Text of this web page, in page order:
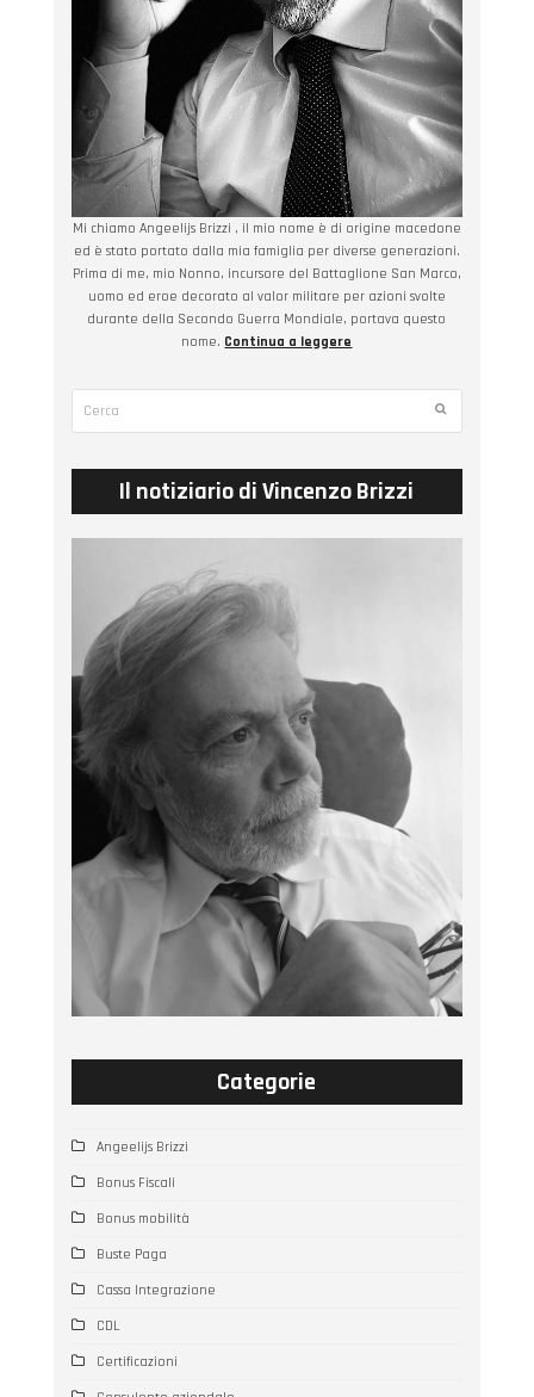
Mi chiamo Angeelijs Brizzi , il mio nome è di origine macedone
ed è stato portato dalla mia famiglia per diverse generazioni.
Prima di me, mio Nonno, incursore del Battaglione San Marco,
uomo ed eroe decorato al valor militare per azioni svolte
durante della Secondo Guerra Mondiale, portava questo
nome. Continua a leggere
Submit
Il notiziario di Vincenzo Brizzi
Categorie
Angeelijs Brizzi
Bonus Fiscali
Bonus mobilità
Buste Paga
Cassa Integrazione
CDL
Certificazioni